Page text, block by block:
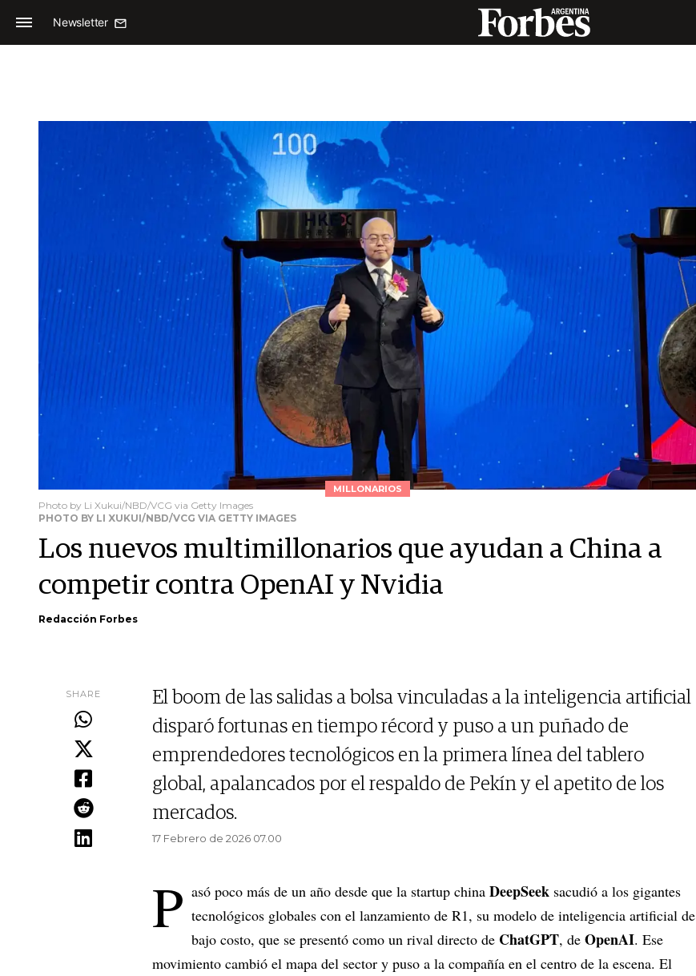
Newsletter
MILLONARIOS
Photo by Li Xukui/NBD/VCG via Getty Images
PHOTO BY LI XUKUI/NBD/VCG VIA GETTY IMAGES
Los nuevos multimillonarios que ayudan a China a
competir contra OpenAI y Nvidia
Redacción Forbes
SHARE
El boom de las salidas a bolsa vinculadas a la inteligencia artificial
disparó fortunas en tiempo récord y puso a un puñado de
emprendedores tecnológicos en la primera línea del tablero
global, apalancados por el respaldo de Pekín y el apetito de los
mercados.
17 Febrero de 2026 07.00
P asó poco más de un año desde que la startup china DeepSeek sacudió a los gigantes
tecnológicos globales con el lanzamiento de R1, su modelo de inteligencia artificial de
bajo costo, que se presentó como un rival directo de ChatGPT, de OpenAI. Ese
movimiento cambió el mapa del sector y puso a la compañía en el centro de la escena. El